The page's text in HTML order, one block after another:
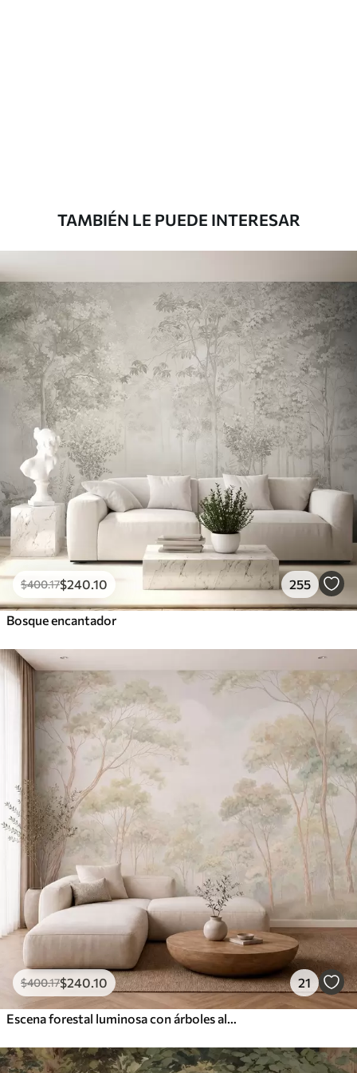
Vinilo Premium
1266.67$760.00/m²
Peel and Stick
1533.33$920.00
TAMBIÉN LE PUEDE INTERESAR
$400.17$240 .10 255
Bosque encantador
$400.17$240 .10 21